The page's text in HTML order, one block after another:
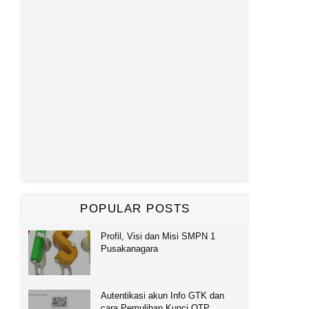
POPULAR POSTS
Profil, Visi dan Misi SMPN 1
Pusakanagara
Autentikasi akun Info GTK dan